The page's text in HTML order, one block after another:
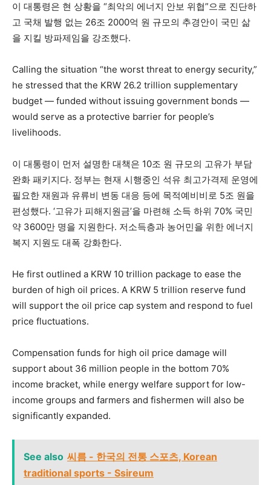
이 대통령은 현 상황을 “최악의 에너지 안보 위협”으로 진단하
고 국채 발행 없는 26조 2000억 원 규모의 추경안이 국민 삶
을 지킬 방파제임을 강조했다.
Calling the situation “the worst threat to energy security,”
he stressed that the KRW 26.2 trillion supplementary
budget — funded without issuing government bonds —
would serve as a protective barrier for people’s
livelihoods.
이 대통령이 먼저 설명한 대책은 10조 원 규모의 고유가 부담
완화 패키지다. 정부는 현재 시행중인 석유 최고가격제 운영에
필요한 재원과 유류비 변동 대응 등에 목적예비비로 5조 원을
편성했다. ‘고유가 피해지원금’을 마련해 소득 하위 70% 국민
약 3600만 명을 지원한다. 저소득층과 농어민을 위한 에너지
복지 지원도 대폭 강화한다.
He first outlined a KRW 10 trillion package to ease the
burden of high oil prices. A KRW 5 trillion reserve fund
will support the oil price cap system and respond to fuel
price fluctuations.
Compensation funds for high oil price damage will
support about 36 million people in the bottom 70%
income bracket, while energy welfare support for low-
income groups and farmers and fishermen will also be
significantly expanded.
See also 씨름 - 한국의 전통 스포츠, Korean
traditional sports - Ssireum